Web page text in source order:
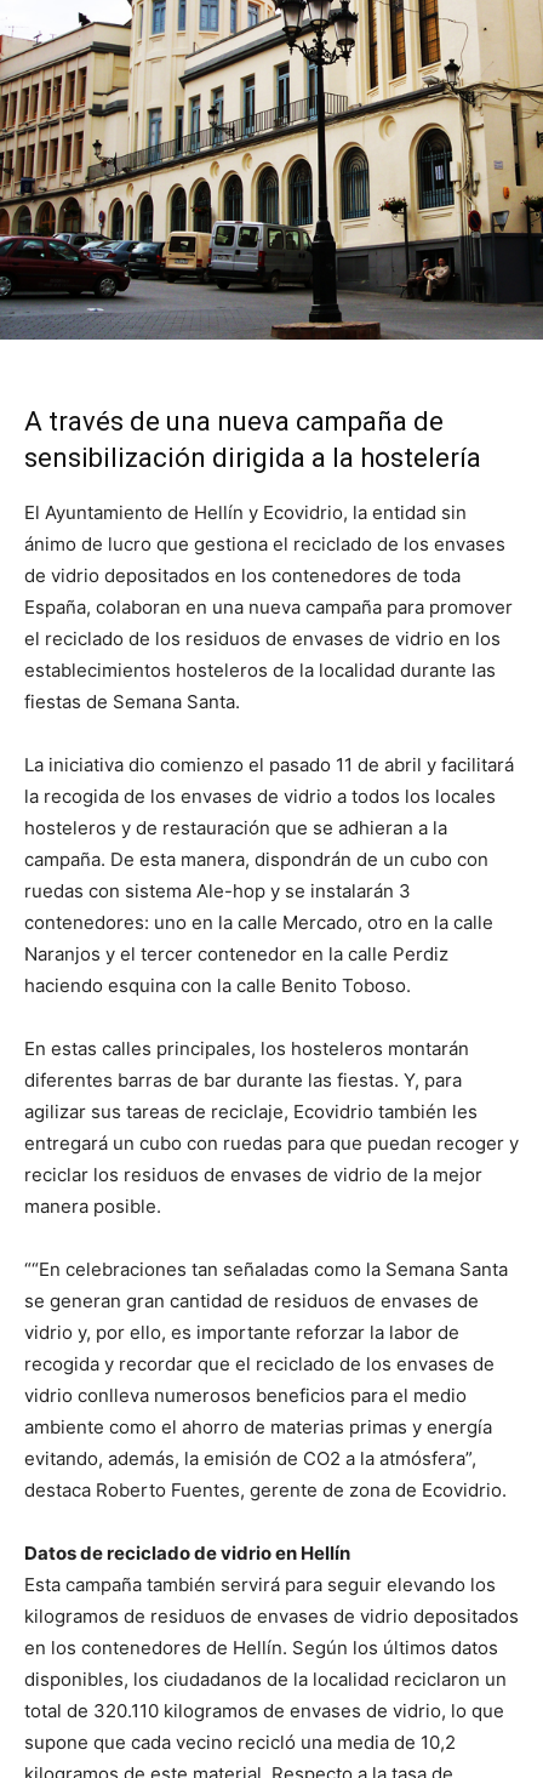
A través de una nueva campaña de
sensibilización dirigida a la hostelería
El Ayuntamiento de Hellín y Ecovidrio, la entidad sin
ánimo de lucro que gestiona el reciclado de los envases
de vidrio depositados en los contenedores de toda
España, colaboran en una nueva campaña para promover
el reciclado de los residuos de envases de vidrio en los
establecimientos hosteleros de la localidad durante las
fiestas de Semana Santa.
La iniciativa dio comienzo el pasado 11 de abril y facilitará
la recogida de los envases de vidrio a todos los locales
hosteleros y de restauración que se adhieran a la
campaña. De esta manera, dispondrán de un cubo con
ruedas con sistema Ale-hop y se instalarán 3
contenedores: uno en la calle Mercado, otro en la calle
Naranjos y el tercer contenedor en la calle Perdiz
haciendo esquina con la calle Benito Toboso.
En estas calles principales, los hosteleros montarán
diferentes barras de bar durante las fiestas. Y, para
agilizar sus tareas de reciclaje, Ecovidrio también les
entregará un cubo con ruedas para que puedan recoger y
reciclar los residuos de envases de vidrio de la mejor
manera posible.
““En celebraciones tan señaladas como la Semana Santa
se generan gran cantidad de residuos de envases de
vidrio y, por ello, es importante reforzar la labor de
recogida y recordar que el reciclado de los envases de
vidrio conlleva numerosos beneficios para el medio
ambiente como el ahorro de materias primas y energía
evitando, además, la emisión de CO2 a la atmósfera”,
destaca Roberto Fuentes, gerente de zona de Ecovidrio.
Datos de reciclado de vidrio en Hellín
Esta campaña también servirá para seguir elevando los
kilogramos de residuos de envases de vidrio depositados
en los contenedores de Hellín. Según los últimos datos
disponibles, los ciudadanos de la localidad reciclaron un
total de 320.110 kilogramos de envases de vidrio, lo que
supone que cada vecino recicló una media de 10,2